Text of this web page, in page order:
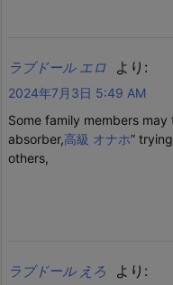
ラブドール エロ より:
2024年7月3日 5:49 AM
Some family members
absorber,高級 オナホ”
others,
ラブドール えろ より: